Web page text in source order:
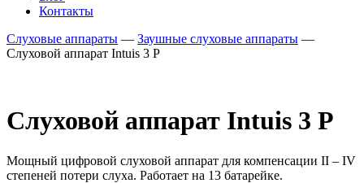
Контакты
Слуховые аппараты — Заушные слуховые аппараты —
Слуховой аппарат Intuis 3 P
Слуховой аппарат Intuis 3 P
Мощный цифровой слуховой аппарат для компенсации II – IV
степеней потери слуха. Работает на 13 батарейке.